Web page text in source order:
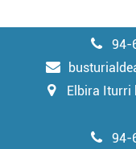
94-
Elbira Iturri
94-